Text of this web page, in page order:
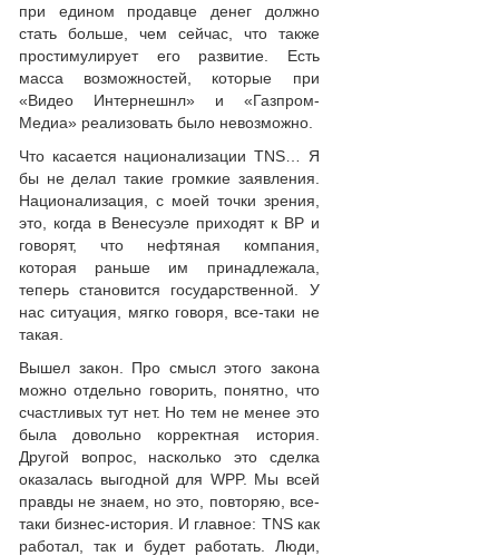
при едином продавце денег должно
стать больше, чем сейчас, что также
простимулирует его развитие. Есть
масса возможностей, которые при
«Видео Интернешнл» и «Газпром-
Медиа» реализовать было невозможно.
Что касается национализации TNS… Я
бы не делал такие громкие заявления.
Национализация, с моей точки зрения,
это, когда в Венесуэле приходят к BP и
говорят, что нефтяная компания,
которая раньше им принадлежала,
теперь становится государственной. У
нас ситуация, мягко говоря, все-таки не
такая.
Вышел закон. Про смысл этого закона
можно отдельно говорить, понятно, что
счастливых тут нет. Но тем не менее это
была довольно корректная история.
Другой вопрос, насколько это сделка
оказалась выгодной для WPP. Мы всей
правды не знаем, но это, повторяю, все-
таки бизнес-история. И главное: TNS как
работал, так и будет работать. Люди,